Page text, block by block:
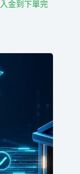
金到下單完